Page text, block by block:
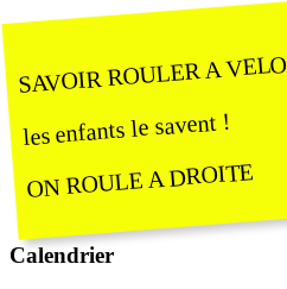
SAVOIR ROULER A VELO
les enfants le savent !
ON ROULE A DROITE
Calendrier